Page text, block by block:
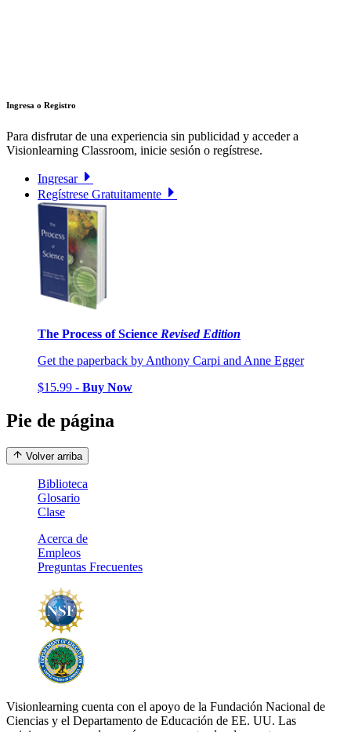
Ingresa o Registro
Para disfrutar de una experiencia sin publicidad y acceder a
Visionlearning Classroom, inicie sesión o regístrese.
Ingresar
Regístrese Gratuitamente
The Process of Science Revised Edition
Get the paperback by Anthony Carpi and Anne Egger
$15.99 - Buy Now
Pie de página
Volver arriba
Biblioteca
Glosario
Clase
Acerca de
Empleos
Preguntas Frecuentes
Visionlearning cuenta con el apoyo de la Fundación Nacional de
Ciencias y el Departamento de Educación de EE. UU. Las